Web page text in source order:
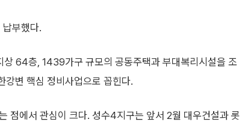
부했다.
64층, 1439가구 규모의 공동주택과 부대복리시설을 조
변 핵심 정비사업으로 꼽힌다.
점에서 관심이 크다. 성수4지구는 앞서 2월 대우건설과 롯